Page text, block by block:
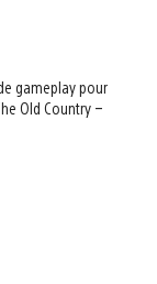
gameplay pour
Old Country –